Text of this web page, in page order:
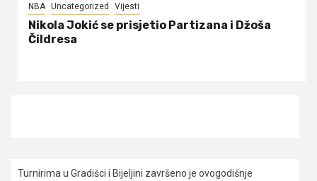
NBA Uncategorized Vijesti
Nikola Jokić se prisjetio Partizana i Džoša
Čildresa
Turnirima u Gradišci i Bijeljini završeno je ovogodišnje